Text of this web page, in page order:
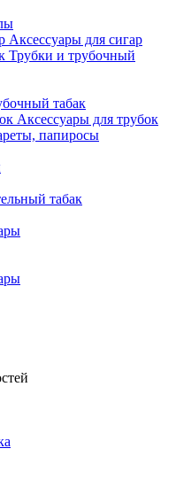
Аксессуары для сигар
Трубки и трубочный
табак
Аксессуары для трубок
папиросы
табак